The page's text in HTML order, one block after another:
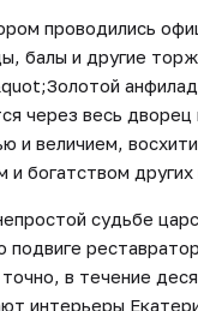
проводились
балы и другие
через весь
и величием,
и богатством
судьбе
подвиге
в течение
интерьеры